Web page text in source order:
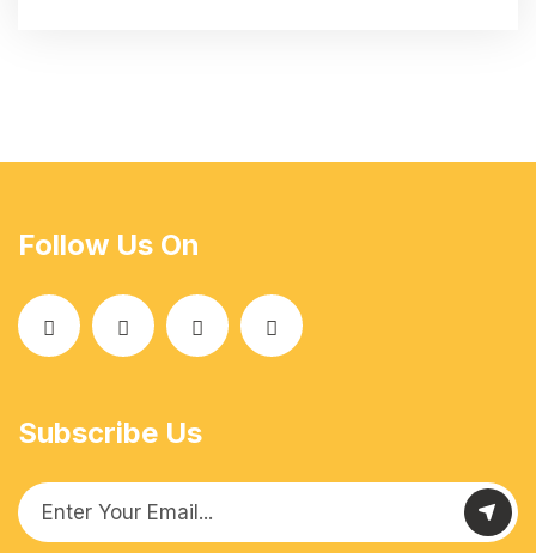
Follow Us On
Subscribe Us